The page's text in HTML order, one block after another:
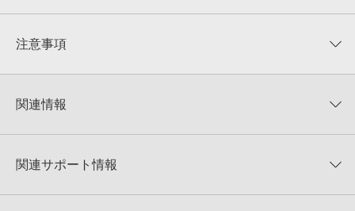
★★★★★
★5
★4
★1
0%
注意事項
KONTAKTフォーマットは、
でお使いいただけます。無償版のKONTAKT PLAYERではお使いい
4GBを超えるデータに関するご注意：
FAT32でフォーマットされた
関連情報
ETHNIC STRINGS MELODIESのサポート情報
関連サポート情報